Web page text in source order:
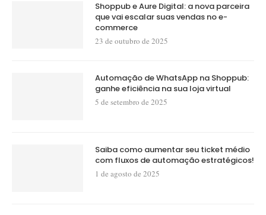
Shoppub e Aure Digital: a nova parceira
que vai escalar suas vendas no e-
commerce
23 de outubro de 2025
Automação de WhatsApp na Shoppub:
ganhe eficiência na sua loja virtual
5 de setembro de 2025
Saiba como aumentar seu ticket médio
com fluxos de automação estratégicos!
1 de agosto de 2025